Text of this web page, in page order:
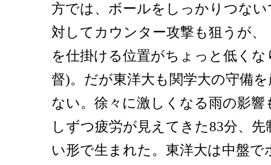
方では、ボールをしっかりつな
対してカウンター攻撃も狙うが
を仕掛ける位置がちょっと低く
督)。だが東洋大も関学大の守備
ない。徐々に激しくなる雨の影響
しずつ疲労が見えてきた83分、
い形で生まれた。東洋大は中盤で